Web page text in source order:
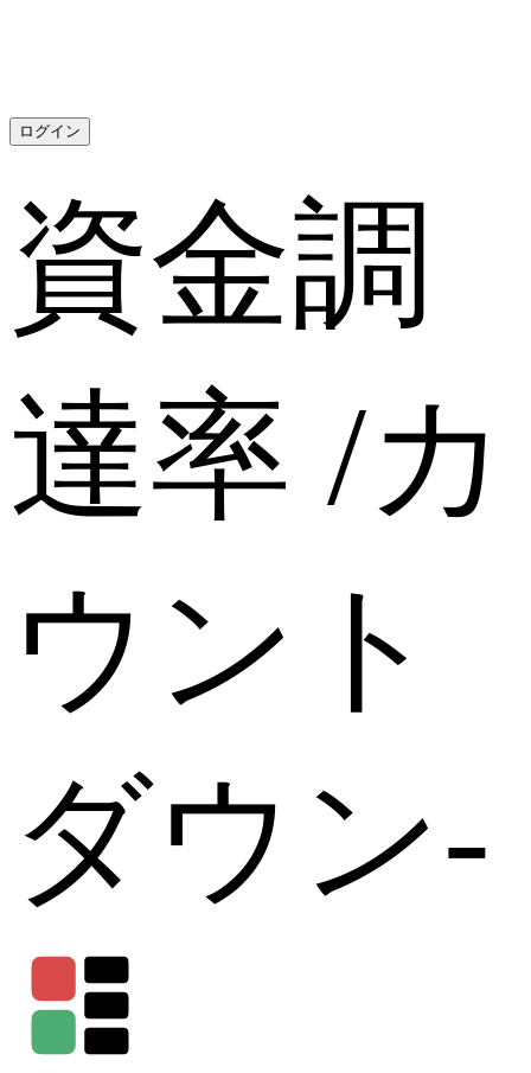
ログイン
資金調
達率 /カ
ウント
ダウン-